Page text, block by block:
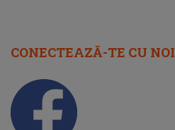
CONECTEAZĂ-TE CU NOI